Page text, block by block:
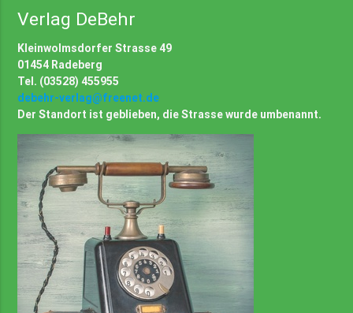
Verlag DeBehr
Kleinwolmsdorfer Strasse 49
01454 Radeberg
Tel. (03528) 455955
debehr-verlag@freenet.de
Der Standort ist geblieben, die Strasse wurde umbenannt.